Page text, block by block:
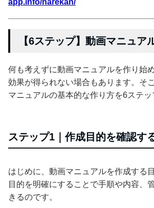
app.info/narekan/
【6ステップ】動画マニュア
何も考えずに動画マニュアルを作り始
効果が得られない場合もあります。そ
マニュアルの基本的な作り方を6ステッ
ステップ1｜作成目的を確認す
はじめに、動画マニュアルを作成する
目的を明確にすることで手順や内容、
きるのです。